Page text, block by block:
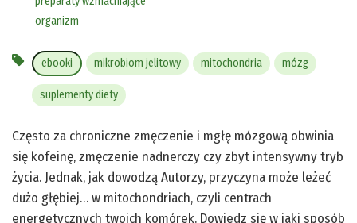
organizm
ebooki mikrobiom jelitowy mitochondria mózg
suplementy diety
Często za chroniczne zmęczenie i mgłę mózgową obwinia
się kofeinę, zmęczenie nadnerczy czy zbyt intensywny tryb
życia. Jednak, jak dowodzą Autorzy, przyczyna może leżeć
dużo głębiej… w mitochondriach, czyli centrach
energetycznych twoich komórek. Dowiedz się w jaki sposób